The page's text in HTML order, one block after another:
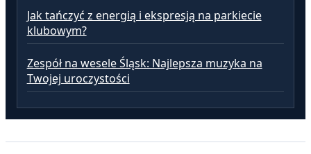
Jak tańczyć z energią i ekspresją na parkiecie
klubowym?
Zespół na wesele Śląsk: Najlepsza muzyka na
Twojej uroczystości